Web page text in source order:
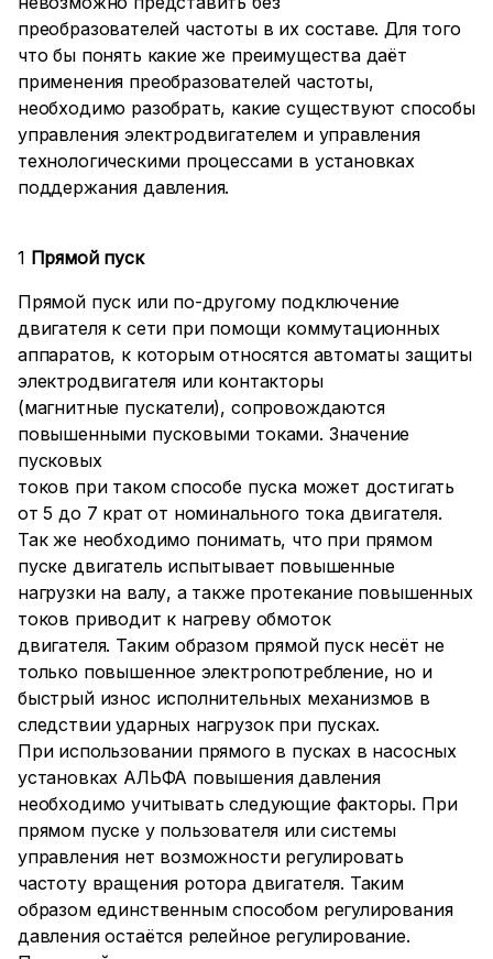
преобразователей частоты в их составе. Для того
что бы понять какие же преимущества даёт
применения преобразователей частоты,
необходимо разобрать, какие существуют способы
управления электродвигателем и управления
технологическими процессами в установках
поддержания давления.
1 Прямой пуск
Прямой пуск или по-другому подключение
двигателя к сети при помощи коммутационных
аппаратов, к которым относятся автоматы защиты
электродвигателя или контакторы
(магнитные пускатели), сопровождаются
повышенными пусковыми токами. Значение
пусковых
токов при таком способе пуска может достигать
от 5 до 7 крат от номинального тока двигателя.
Так же необходимо понимать, что при прямом
пуске двигатель испытывает повышенные
нагрузки на валу, а также протекание повышенных
токов приводит к нагреву обмоток
двигателя. Таким образом прямой пуск несёт не
только повышенное электропотребление, но и
быстрый износ исполнительных механизмов в
следствии ударных нагрузок при пусках.
При использовании прямого в пусках в насосных
установках АЛЬФА повышения давления
необходимо учитывать следующие факторы. При
прямом пуске у пользователя или системы
управления нет возможности регулировать
частоту вращения ротора двигателя. Таким
образом единственным способом регулирования
давления остаётся релейное регулирование.